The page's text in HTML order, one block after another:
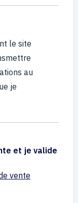
le site
au
je
et je valide
vente